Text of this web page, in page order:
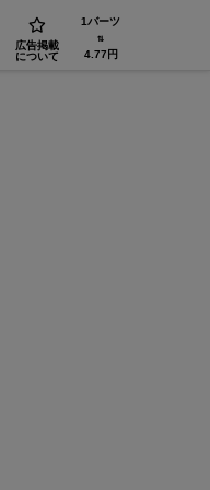
広告掲載
について
1バーツ
⇅
4.77円